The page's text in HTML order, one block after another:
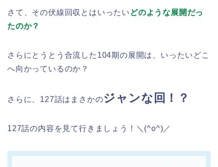
さて、その伏線回収とはいったい どのような展開だっ
たのか？
さらにとうとう合流した104期の展開は、いったいどこ
へ向かっているのか？
さらに、127話はまさかのジャンな回！？
127話の内容を見て行きましょう！＼(^o^)／